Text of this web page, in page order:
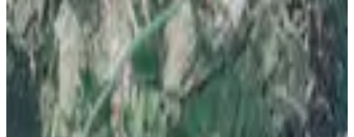
Kaş Sarıbelende Vadi Ortasında
Satılık Tarla
Kaş, Sarıbelen Mahallesi
871 m²
2.870/m²· 24.02.2026
2.500.000 ₺